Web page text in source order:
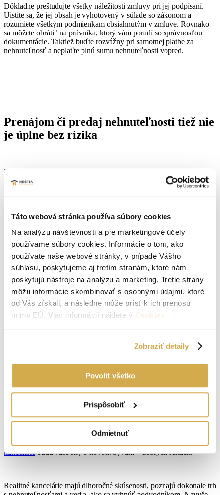
Táto webová stránka používa súbory cookies
Na analýzu návštevnosti a pre marketingové účely
používame súbory cookies. Informácie o tom, ako
používate naše webové stránky, v prípade Vášho
súhlasu, poskytujeme aj tretím stranám, ktoré nám
poskytujú nástroje na analýzu a marketing. Tretie strany
môžu informácie skombinovať s osobnými údajmi, ktoré
od Vás získali, a následne môže prísť k ich prenosu
mimo EÚ. Viac informácií nájdete v Cookies
podmienkach.
Zobraziť detaily
Povoliť všetko
Prispôsobiť
Odmietnuť
Dôkladne preštudujte všetky náležitosti zmluvy pri jej podpísaní.
Uistite sa, že jej obsah je vyhotovený v súlade so zákonom a
rozumiete všetkým podmienkam obsiahnutým v zmluve. Rovnako
sa môžete obrátiť na právnika, ktorý vám poradí so správnosťou
dokumentácie. Taktiež buďte rozvážny pri samotnej platbe za
nehnuteľnosť a neplaťte plnú sumu nehnuteľnosti vopred.
Prenájom či predaj nehnuteľnosti tiež nie
je úplne bez rizika
Hoci sa na prvý pohľad môže zdať, že prenájom nehnuteľnosti,
alebo jej predaj, so sebou nenesie riziko, opak je pravdou. Aj tu sa
vyskytujú určité podvody a riziká, na ktoré by ste si mali rozhodne
dávať pozor.
Pri predaji nehnuteľnosti sa môžete stretnúť s falošnými kupcami.
Títo “kupci” sa vydávajú za potenciálnych záujemcov s cieľom
získať citlivé informácie o majiteľovi, ako sú jeho osobné údaje,
číslo bankového účtu alebo kópie dokladov. Tie následne môžu
zneužiť.
Naopak, pri prenájme nehnuteľnosti sa zase najčastejšie môžete
stretnúť s nepoctivými nájomníkmi, ktorí neplatia nájomné včas či
dokonca poškodzujú nehnuteľnosť. Ak plánujete prenájom
nehnuteľnosti, tiež dávajte pozor na podvodné inzeráty. Tie
prenajímajú nehnuteľnosť bez vedomia majiteľa.
Pred podvodmi vás ochráni realitná
kancelária
Právna dokumentácia, administratívne úkony, znalosť trhu či
nájdenie a preverenie nehnuteľnosti? Vďakaslužbám realitnej
kanceláriebudú vaše sny o novom bývaní v dobrých rukách.
Realitné kancelárie majú dlhoročné skúsenosti, poznajú dokonale trh